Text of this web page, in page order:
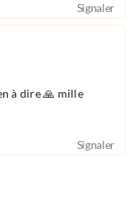
Signaler
à dire 🙏 mille
Signaler